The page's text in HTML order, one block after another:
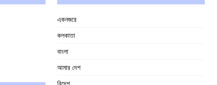
একনজরে
কলকাতা
বাংলা
আমার দেশ